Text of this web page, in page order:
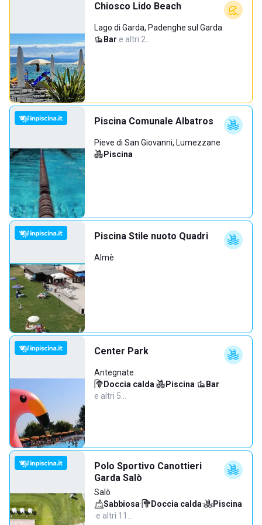
Chiosco Lido Beach
Lago di Garda, Padenghe sul Garda
Bar·e altri 2…
Piscina Comunale Albatros
Pieve di San Giovanni, Lumezzane
Piscina
Piscina Stile nuoto Quadri
Almè
Center Park
Antegnate
Doccia calda· Piscina· Bar·
e altri 5…
Polo Sportivo Canottieri
Garda Salò
Salò
Sabbiosa· Doccia calda·
Piscina
·e altri 11…